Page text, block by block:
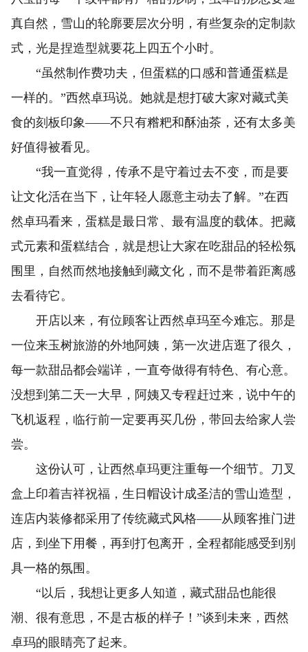
真自然，雪山的轮廓要层次分明，有些复杂的定制款
式，光是捏造型就要花上四五个小时。
“虽然制作费功夫，但蛋糕的口感和普通蛋糕是
一样的。”西然卓玛说。她就是想打破大家对藏式美
食的刻板印象——不只有糌粑和酥油茶，还有太多美
好值得被看见。
“我一直觉得，传承不是守着过去不变，而是要
让文化活在当下，让年轻人愿意主动去了解。”在西
然卓玛看来，蛋糕是最日常、最有温度的载体。把藏
式元素和蛋糕结合，就是想让大家在吃甜品的轻松氛
围里，自然而然地接触到藏文化，而不是带着距离感
去看待它。
开店以来，有位顾客让西然卓玛至今难忘。那是
一位来玉树旅游的外地阿姨，第一次进店逛了很久，
每一款甜品都会端详，一直夸做得有特色、有心意。
没想到第二天一大早，阿姨又专程赶过来，说中午的
飞机返程，临行前一定要再买几份，带回去给家人尝
尝。
这份认可，让西然卓玛更注重每一个细节。刀叉
盒上印着吉祥祝福，生日帽设计成圣洁的雪山造型，
连店内装修都采用了传统藏式风格——从顾客推门进
店，到坐下用餐，再到打包离开，全程都能感受到别
具一格的氛围。
“以后，我想让更多人知道，藏式甜品也能很
潮、很有意思，不是古板的样子！”谈到未来，西然
卓玛的眼睛亮了起来。